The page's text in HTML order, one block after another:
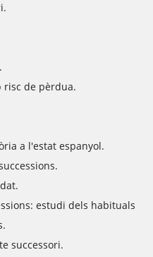
risc de pèrdua.
a l'estat espanyol.
estudi dels habituals
successori.